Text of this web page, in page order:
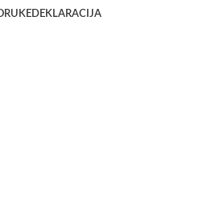
DEKLARACIJA